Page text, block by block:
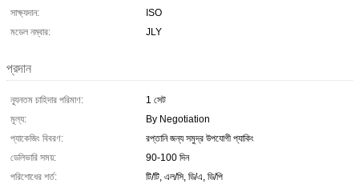
সাক্ষ্যদান:
ISO
মডেল নম্বার:
JLY
প্রদান
ন্যূনতম চাহিদার পরিমাণ:
1 সেট
মূল্য:
By Negotiation
প্যাকেজিং বিবরণ:
রপ্তানি জন্য সমুদ্র উপযোগী প্যাকিং
ডেলিভারি সময়:
90-100 দিন
পরিশোধের শর্ত:
টি/টি, এল/সি, ডি/এ, ডি/পি